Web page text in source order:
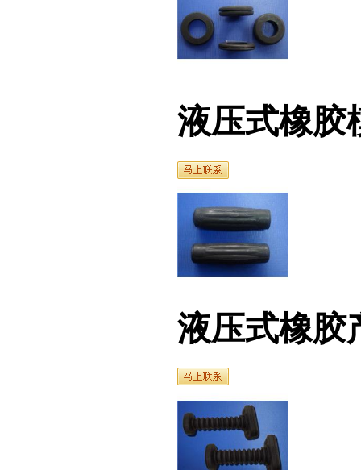
液压式橡胶模具（
液压式橡胶产品（